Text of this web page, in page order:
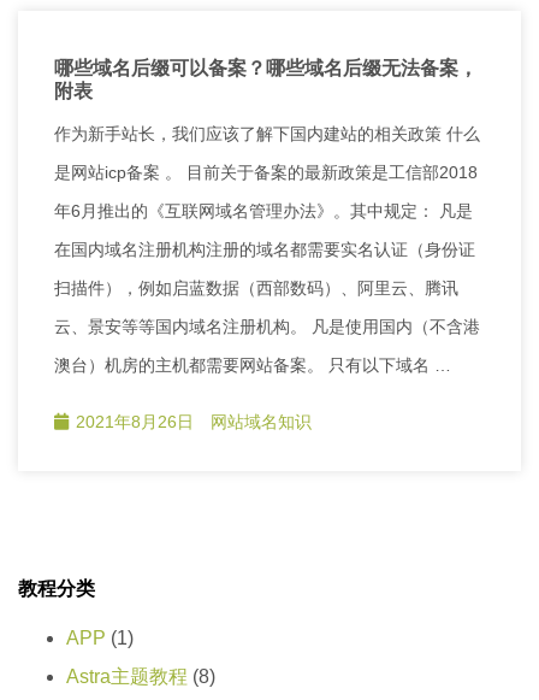
哪些域名后缀可以备案？哪些域名后缀无法备案，
附表
作为新手站长，我们应该了解下国内建站的相关政策 什么
是网站icp备案 。 目前关于备案的最新政策是工信部2018
年6月推出的《互联网域名管理办法》。其中规定： 凡是
在国内域名注册机构注册的域名都需要实名认证（身份证
扫描件），例如启蓝数据（西部数码）、阿里云、腾讯
云、景安等等国内域名注册机构。 凡是使用国内（不含港
澳台）机房的主机都需要网站备案。 只有以下域名 …
2021年8月26日 网站域名知识
教程分类
APP (1)
Astra主题教程 (8)